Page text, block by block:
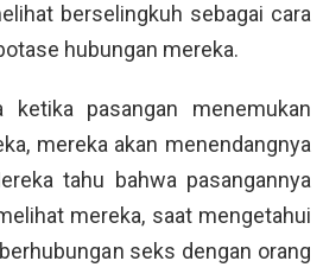
berselingkuh sebagai cara
hubungan mereka.
ketika pasangan menemukan
mereka akan menendangnya
tahu bahwa pasangannya
mereka, saat mengetahui
seks dengan orang